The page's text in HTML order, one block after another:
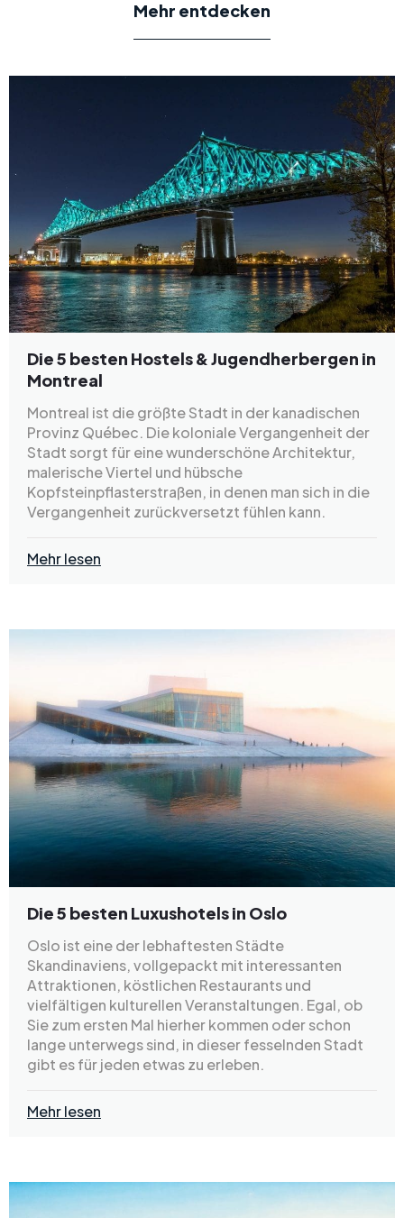
Mehr entdecken
Die 5 besten Hostels & Jugendherbergen in
Montreal
Montreal ist die größte Stadt in der kanadischen
Provinz Québec. Die koloniale Vergangenheit der
Stadt sorgt für eine wunderschöne Architektur,
malerische Viertel und hübsche
Kopfsteinpflasterstraßen, in denen man sich in die
Vergangenheit zurückversetzt fühlen kann.
Mehr lesen
Die 5 besten Luxushotels in Oslo
Oslo ist eine der lebhaftesten Städte
Skandinaviens, vollgepackt mit interessanten
Attraktionen, köstlichen Restaurants und
vielfältigen kulturellen Veranstaltungen. Egal, ob
Sie zum ersten Mal hierher kommen oder schon
lange unterwegs sind, in dieser fesselnden Stadt
gibt es für jeden etwas zu erleben.
Mehr lesen